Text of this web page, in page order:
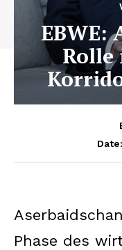
EBWE:
Date:
Phase des